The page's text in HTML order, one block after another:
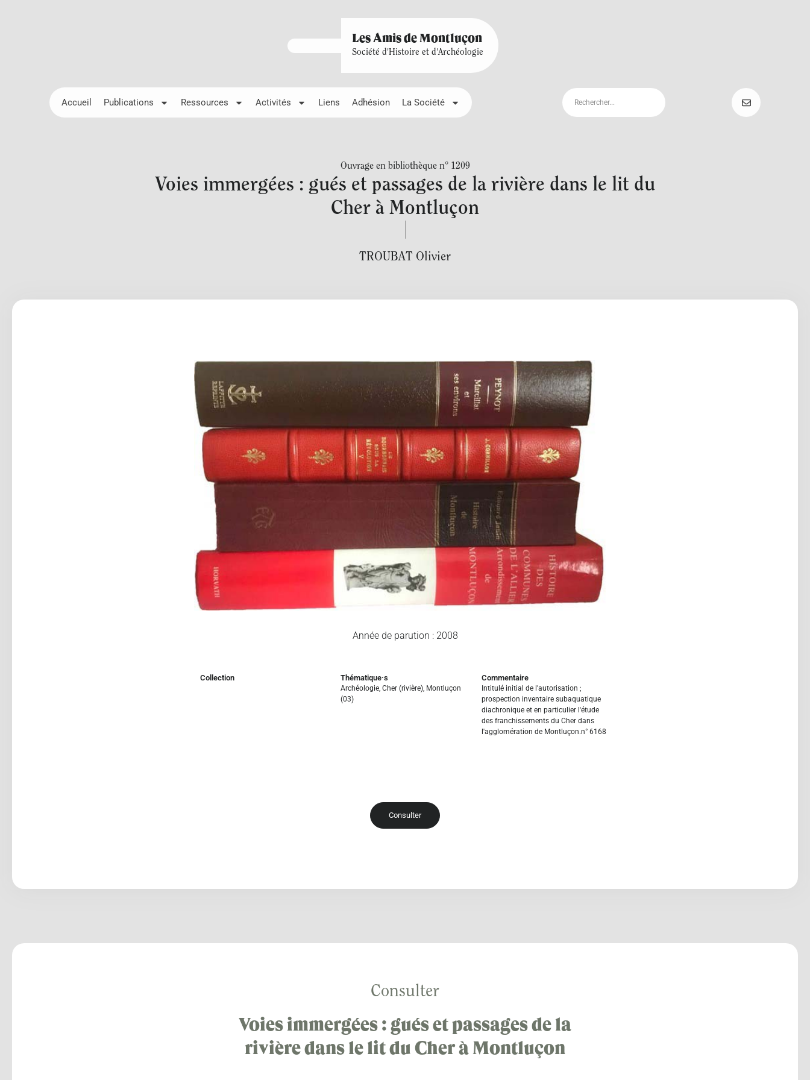
Les Amis de Montluçon
Société d'Histoire et d'Archéologie
Accueil Publications Ressources Activités Liens Adhésion La Société
Ouvrage en bibliothèque n° 1209
Voies immergées : gués et passages de la rivière dans le lit du
Cher à Montluçon
TROUBAT Olivier
Année de parution : 2008
Collection Thématique·s
Archéologie ,Cher (rivière) Montluçon
(03)
Commentaire
Intitulé initial de l'autorisation ;
prospection inventaire subaquatique
diachronique et en particulier l'étude
des franchissements du Cher dans
l'agglomération de Montluçon.n° 6168
Consulter
Consulter
Voies immergées : gués et passages de la
rivière dans le lit du Cher à Montluçon